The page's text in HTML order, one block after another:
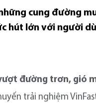
cung đường
hút lớn với người
đường trơn, gió
trải nghiệm